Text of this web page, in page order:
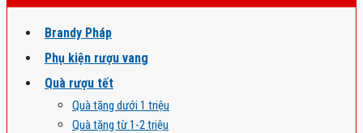
Brandy Pháp
Phụ kiện rượu vang
Quà rượu tết
Quà tặng dưới 1 triệu
Quà tặng từ 1-2 triệu